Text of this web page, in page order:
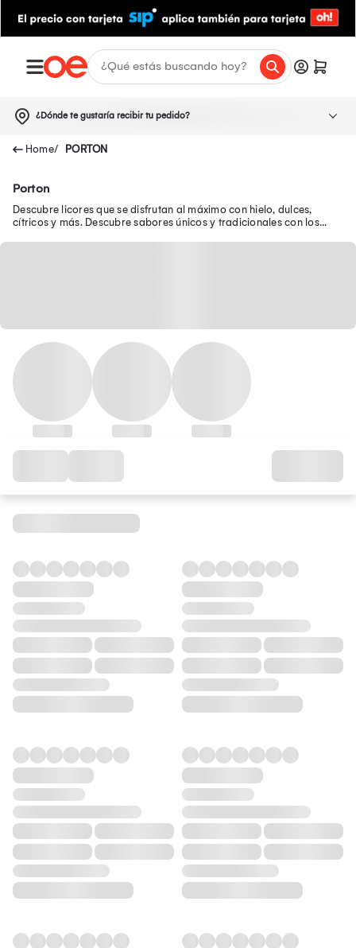
¿Dónde te gustaría recibir tu pedido?
PORTON
Porton
Descubre licores que se disfrutan al máximo con hielo, dulces,
cítricos y más. Descubre sabores únicos y tradicionales con los